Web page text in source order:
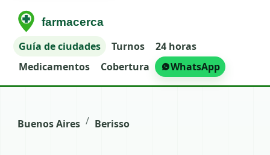
Guía de ciudades Turnos
24 horas
Medicamentos
Cobertura WhatsApp
Buenos Aires / Berisso